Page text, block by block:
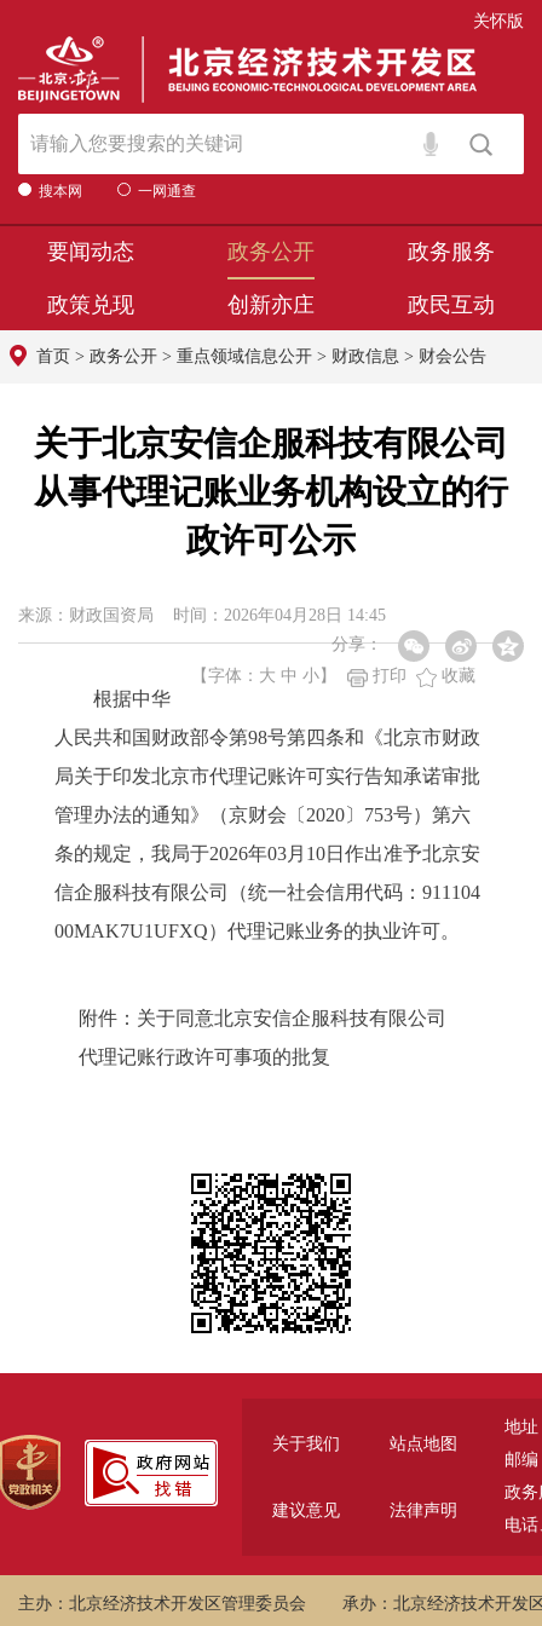
关怀版
搜本网 一网通查
要闻动态 政务公开 政务服务
政策兑现 创新亦庄 政民互动
首页 > 政务公开 > 重点领域信息公开 > 财政信息 > 财会公告
关于北京安信企服科技有限公司
从事代理记账业务机构设立的行
政许可公示
来源：财政国资局 时间：2026年04月28日 14:45
分享：
【字体： 大 中 小 】 打印 收藏
根据中华
人民共和国财政部令第98号第四条和《北京市财政
局关于印发北京市代理记账许可实行告知承诺审批
管理办法的通知》（京财会〔2020〕753号）第六
条的规定，我局于2026年03月10日作出准予北京安
信企服科技有限公司（统一社会信用代码：911104
00MAK7U1UFXQ）代理记账业务的执业许可。
附件：关于同意北京安信企服科技有限公司
代理记账行政许可事项的批复
关于我们 站点地图
建议意见 法律声明
地址
邮编
政务
电话
主办：北京经济技术开发区管理委员会 承办：北京经济技术开发